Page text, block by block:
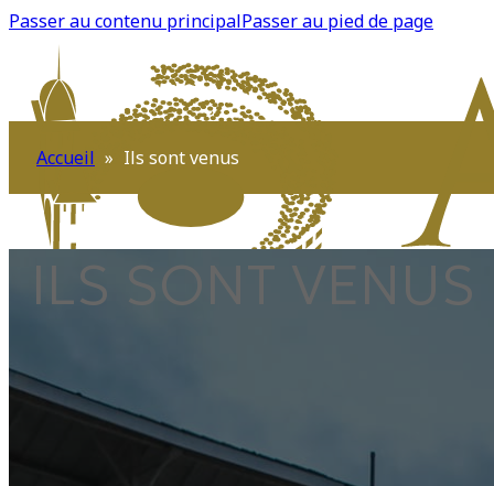
Passer au contenu principalPasser au pied de page
RECHERCHER SUR LE SITE
Accueil » Ils sont venus
ILS SONT VENUS